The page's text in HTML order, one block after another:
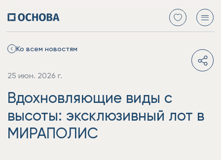
Ко всем новостям
25 июн. 2026 г.
Вдохновляющие виды с
высоты: эксклюзивный лот в
МИРАПОЛИС